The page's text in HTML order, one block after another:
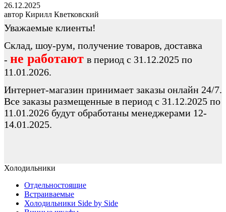
26.12.2025
автор Кирилл Кветковский
Уважаемые клиенты!
Cклад, шоу-рум, получение товаров, доставка
- не работают в период с 31.12.2025 по
11.01.2026.
Интернет-магазин принимает заказы онлайн 24/7.
Все заказы размещенные в период с 31.12.2025 по
11.01.2026 будут обработаны менеджерами 12-
14.01.2025.
Холодильники
Отдельностоящие
Встраиваемые
Холодильники Side by Side